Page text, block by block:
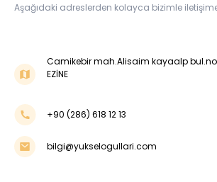
Aşağıdaki adreslerden kolayca bizimle
Camikebir mah.Alisaim kayaalp
EZİNE
+90 (286) 618 12 13
bilgi@yukselogullari.com